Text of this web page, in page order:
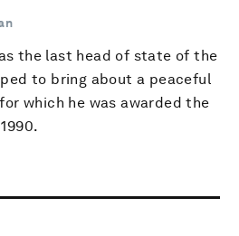
the last head of state of the
to bring about a peaceful
which he was awarded the